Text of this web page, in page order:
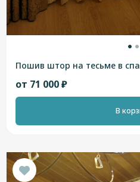
Пошив штор на тесьме в
от 71 000 ₽
В